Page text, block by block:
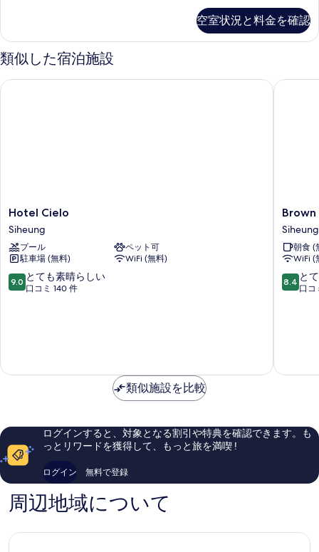
Bed
Terrace
の
細
空室状況と料金を確認
類似した宿泊施設
Hotel
Cielo
Siheung
Hotel Cielo
Siheung
プール
ペット可
駐車場 (無料)
WiFi (無料)
10
段
素
い、
口
コ
ミ
140
件
件
口
コ
9.0 とても素晴らしい
口コミ 140 件
Hotel Cielo
Brown
Dot
Siheung
Siheung
朝食 (
WiFi (
10
段
良
ミ
20
8.4 と
口コ
Brown
類似施設を比較
ログインすると、対象となる割引や特典を確認できます。も
っとリワードを獲得して、もっと旅を満喫 !
ログイン 無料で登録
周辺地域について